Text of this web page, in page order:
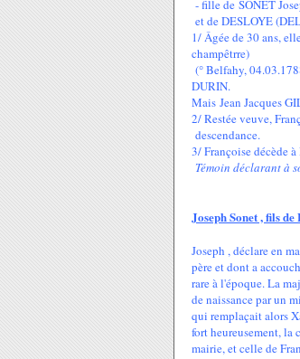
- fille de SONET
et de DESLOYE
1/ Âgée de 30 ans,
champêtrre)
(° Belfahy,
DURIN.
Mais Jean Jacques
2/ Restée veuve,
descendance.
3/ Françoise décède
Témoin déclarant à
Joseph Sonet , fils
Joseph , déclare en
père et dont a
rare à l'époque. La
de naissance par un
qui remplaçait alors
fort heureusement, la
mairie, et celle de